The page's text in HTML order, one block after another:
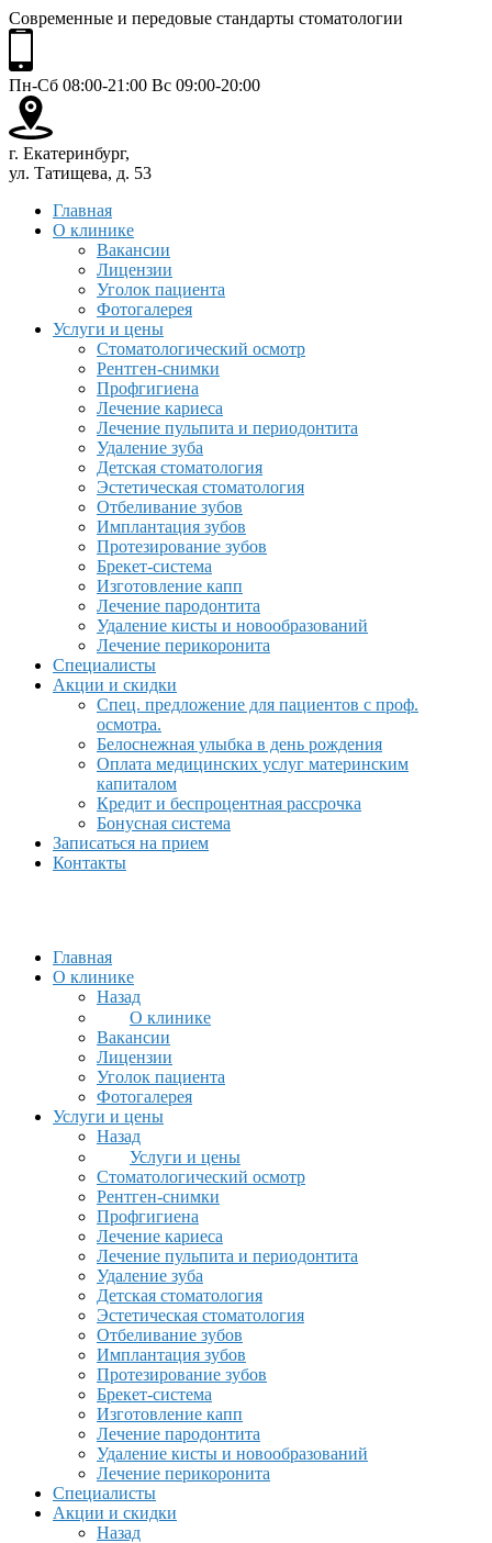
Современные и передовые стандарты стоматологии
Пн-Сб 08:00-21:00 Вс 09:00-20:00
г. Екатеринбург,
ул. Татищева, д. 53
Главная
О клинике
Вакансии
Лицензии
Уголок пациента
Фотогалерея
Услуги и цены
Стоматологический осмотр
Рентген-снимки
Профгигиена
Лечение кариеса
Лечение пульпита и периодонтита
Удаление зуба
Детская стоматология
Эстетическая стоматология
Отбеливание зубов
Имплантация зубов
Протезирование зубов
Брекет-система
Изготовление капп
Лечение пародонтита
Удаление кисты и новообразований
Лечение перикоронита
Специалисты
Акции и скидки
Спец. предложение для пациентов с проф.
осмотра.
Белоснежная улыбка в день рождения
Оплата медицинских услуг материнским
капиталом
Кредит и беспроцентная рассрочка
Бонусная система
Записаться на прием
Контакты
Главная
О клинике
Назад
О клинике
Вакансии
Лицензии
Уголок пациента
Фотогалерея
Услуги и цены
Назад
Услуги и цены
Стоматологический осмотр
Рентген-снимки
Профгигиена
Лечение кариеса
Лечение пульпита и периодонтита
Удаление зуба
Детская стоматология
Эстетическая стоматология
Отбеливание зубов
Имплантация зубов
Протезирование зубов
Брекет-система
Изготовление капп
Лечение пародонтита
Удаление кисты и новообразований
Лечение перикоронита
Специалисты
Акции и скидки
Назад